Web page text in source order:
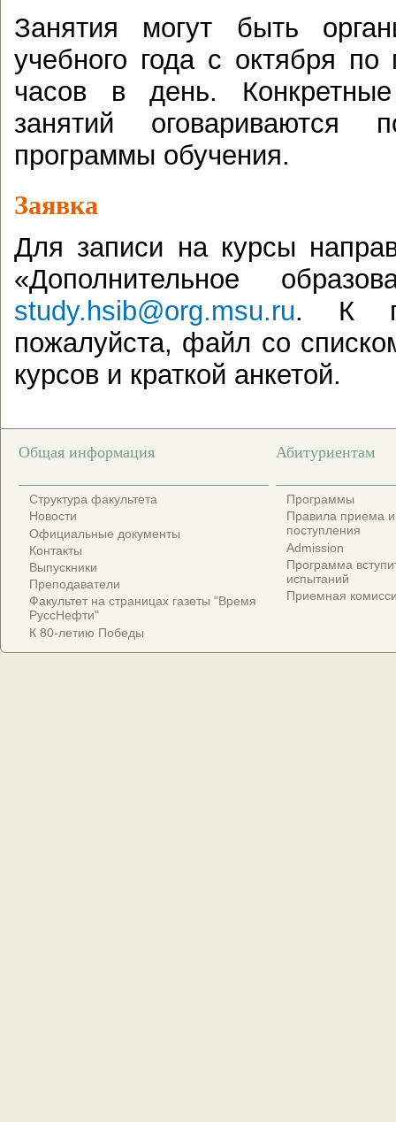
Занятия могут быть
учебного года с октября
часов в день.
занятий оговариваются
программы обучения.
Заявка
Для записи на курсы
«Дополнительное
study.hsib@org.msu.ru. К
пожалуйста, файл со
курсов и краткой анкетой.
Общая информация
Структура факультета
Новости
Официальные документы
Контакты
Выпускники
Преподаватели
Факультет на страницах газеты "Время
РуссНефти"
К 80-летию Победы
Абитуриентам
Программы
Правила приема и
поступления
Admission
Программа
испытаний
Приемная